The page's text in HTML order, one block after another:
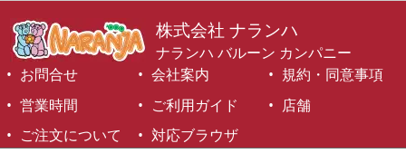
株式会社 ナランハ
ナランハ バルーン カンパニー
お問合せ
会社案内
規約・同意事項
営業時間
ご利用ガイド
店舗
ご注文について
対応ブラウザ